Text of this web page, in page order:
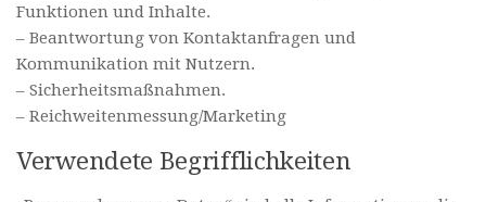
Funktionen und Inhalte.
– Beantwortung von Kontaktanfragen und
Kommunikation mit Nutzern.
– Sicherheitsmaßnahmen.
– Reichweitenmessung/Marketing
Verwendete Begrifflichkeiten